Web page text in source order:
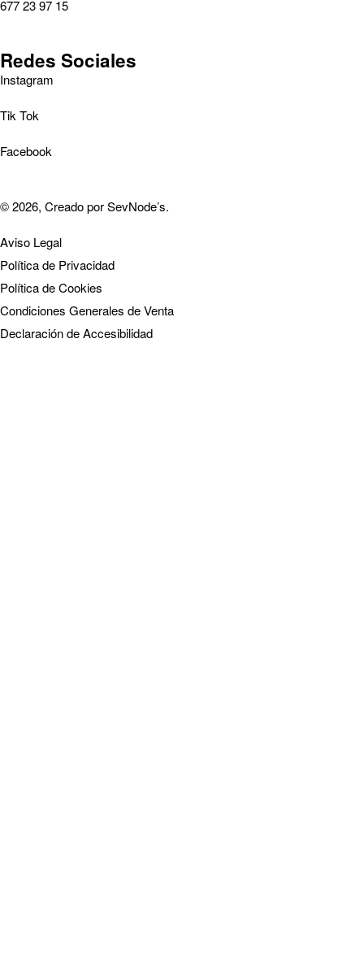
677 23 97 15
Redes Sociales
Instagram
Tik Tok
Facebook
© 2026, Creado porSevNode’s.
Aviso Legal
Política de Privacidad
Política de Cookies
Condiciones Generales de Venta
Declaración de Accesibilidad